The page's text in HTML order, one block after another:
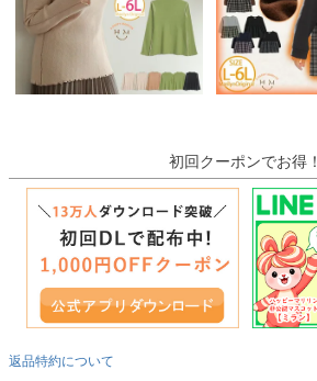
初回クーポンでお得！
返品特約について